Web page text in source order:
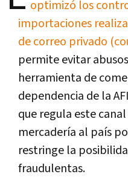
optimizó los
importaciones
de correo privado
permite evitar
herramienta de
dependencia de la
que regula este
mercadería al país
restringe la
fraudulentas.